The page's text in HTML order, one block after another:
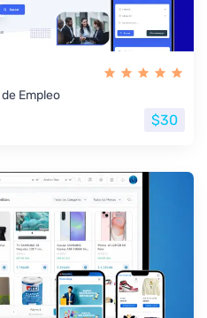
Empleo
$30